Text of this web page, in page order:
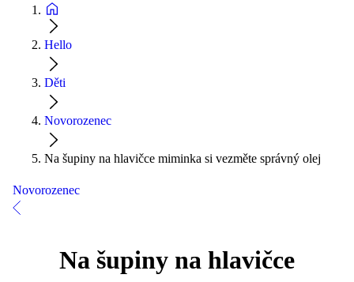
Hello
Děti
Novorozenec
Na šupiny na hlavičce miminka si vezměte správný olej
Novorozenec
Na šupiny na hlavičce